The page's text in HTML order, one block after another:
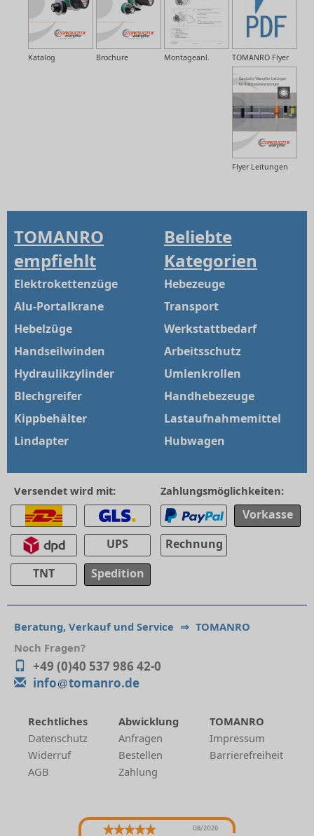
TOMANRO Flyer
Montageanl.
Brochure
Katalog
Flyer Leitungen
TOMANRO
empfiehlt
Elektrokettenzüge
Alu-Portalkrane
Hebelzüge
Handseilwinden
Hydraulikzylinder
Blechgreifer
Kippbehälter
Lindapter
Beliebte
Kategorien
Hebezeuge
Transport
Werkstattbedarf
Arbeitsschutz
Umlenkrollen
Handhebezeuge
Lastaufnahmemittel
Hubwagen
Versendet wird mit:
UPS
TNT
Spedition
Zahlungsmöglichkeiten:
Vorkasse
Rechnung
Beratung, Verkauf und Service ⇒ TOMANRO
Noch Fragen?
+49 (0)40 537 986 42-0
info
tomanro.de
Rechtliches
Datenschutz
Widerruf
AGB
Abwicklung
Anfragen
Bestellen
Zahlung
TOMANRO
Impressum
Barrierefreiheit
08/2026